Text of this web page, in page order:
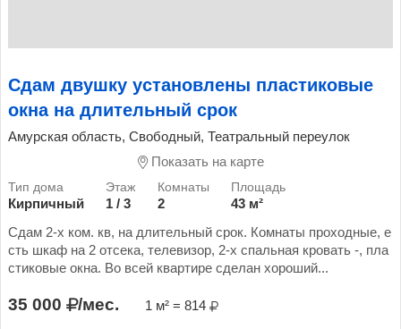
Сдам двушку установлены пластиковые
окна на длительный срок
Амурская область, Свободный, Театральный переулок
Показать на карте
Кирпичный 1 / 3 2
43 м²
Сдам 2-х ком. кв, на длительный срок. Комнаты проходные, е
сть шкаф на 2 отсека, телевизор, 2-х спальная кровать -, пла
стиковые окна. Во всей квартире сделан хороший...
35 000 /мес. 1 м² = 814